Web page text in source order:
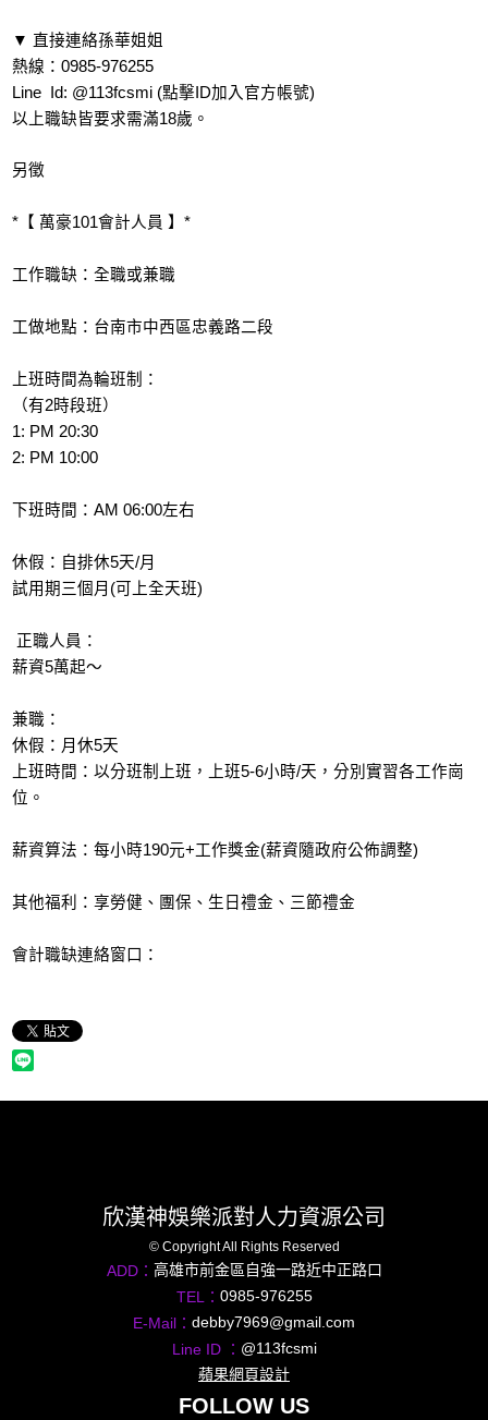
▼ 直接連絡孫華姐姐
熱線：0985-976255
Line  Id: @113fcsmi (點擊ID加入官方帳號)
以上職缺皆要求需滿18歲。
另徵
*【 萬豪101會計人員 】*
工作職缺：全職或兼職
工做地點：台南市中西區忠義路二段
上班時間為輪班制：
（有2時段班）
1: PM 20:30
2: PM 10:00
下班時間：AM 06:00左右
休假：自排休5天/月
試用期三個月(可上全天班)
正職人員：
薪資5萬起～
兼職：
休假：月休5天
上班時間：以分班制上班，上班5-6小時/天，分別實習各工作崗
位。
薪資算法：每小時190元+工作獎金(薪資隨政府公佈調整)
其他福利：享勞健、團保、生日禮金、三節禮金
會計職缺連絡窗口：
欣漢神娛樂派對人力資源公司
© Copyright All Rights Reserved
ADD： 高雄市前金區自強一路近中正路口
TEL： 0985-976255
E-Mail： debby7969@gmail.com
Line ID ： @113fcsmi
蘋果網頁設計
FOLLOW US